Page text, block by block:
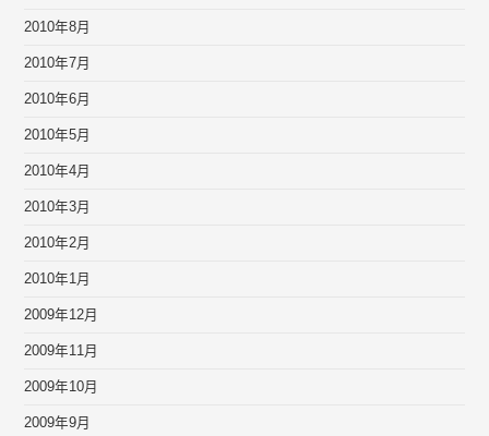
2010年8月
2010年7月
2010年6月
2010年5月
2010年4月
2010年3月
2010年2月
2010年1月
2009年12月
2009年11月
2009年10月
2009年9月